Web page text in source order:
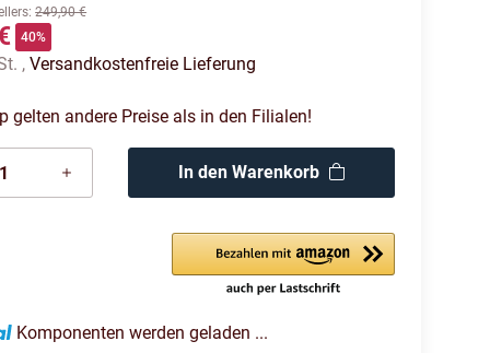
:249,90 €
40%
,Versandkostenfreie Lieferung
gelten andere Preise als in den Filialen!
In den Warenkorb
Komponenten werden geladen ...